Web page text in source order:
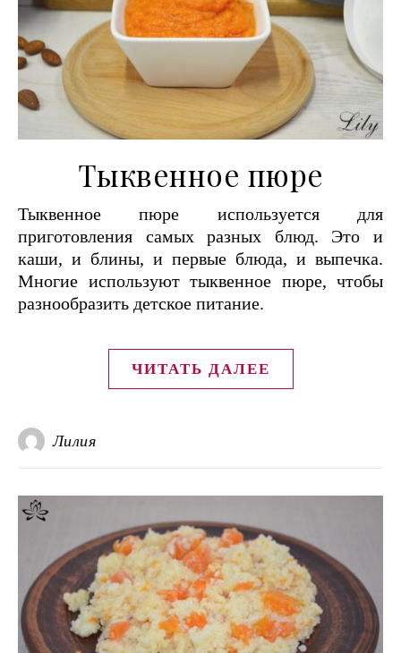
Тыквенное пюре
Тыквенное пюре используется для
приготовления самых разных блюд. Это и
каши, и блины, и первые блюда, и выпечка.
Многие используют тыквенное пюре, чтобы
разнообразить детское питание.
ЧИТАТЬ ДАЛЕЕ
Лилия